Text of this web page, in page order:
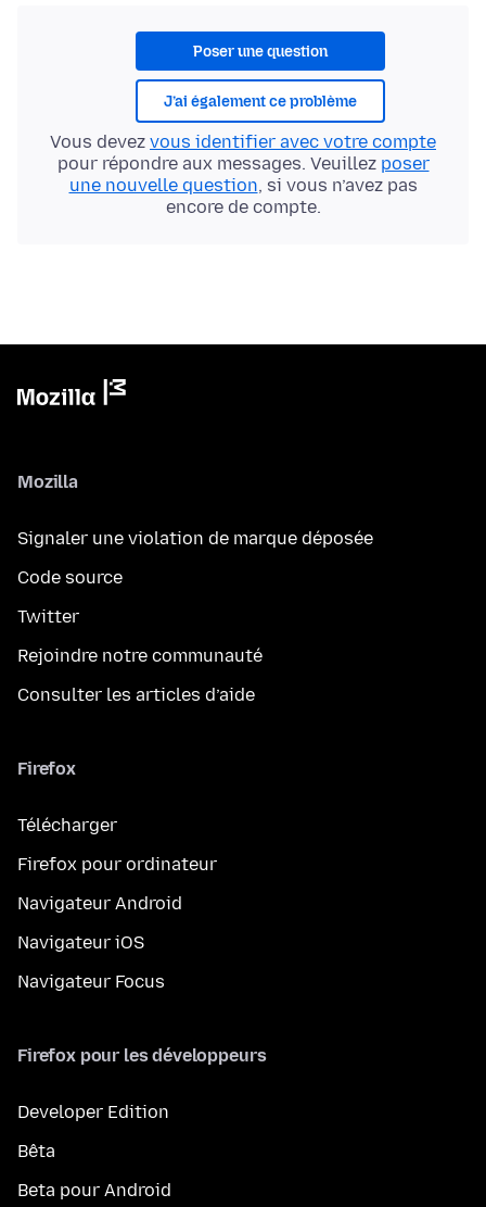
Poser une question
J’ai également ce problème
Vous devez vous identifier avec votre compte
pour répondre aux messages. Veuillez poser
une nouvelle question, si vous n’avez pas
encore de compte.
Mozilla
Signaler une violation de marque déposée
Code source
Twitter
Rejoindre notre communauté
Consulter les articles d’aide
Firefox
Télécharger
Firefox pour ordinateur
Navigateur Android
Navigateur iOS
Navigateur Focus
Firefox pour les développeurs
Developer Edition
Bêta
Beta pour Android